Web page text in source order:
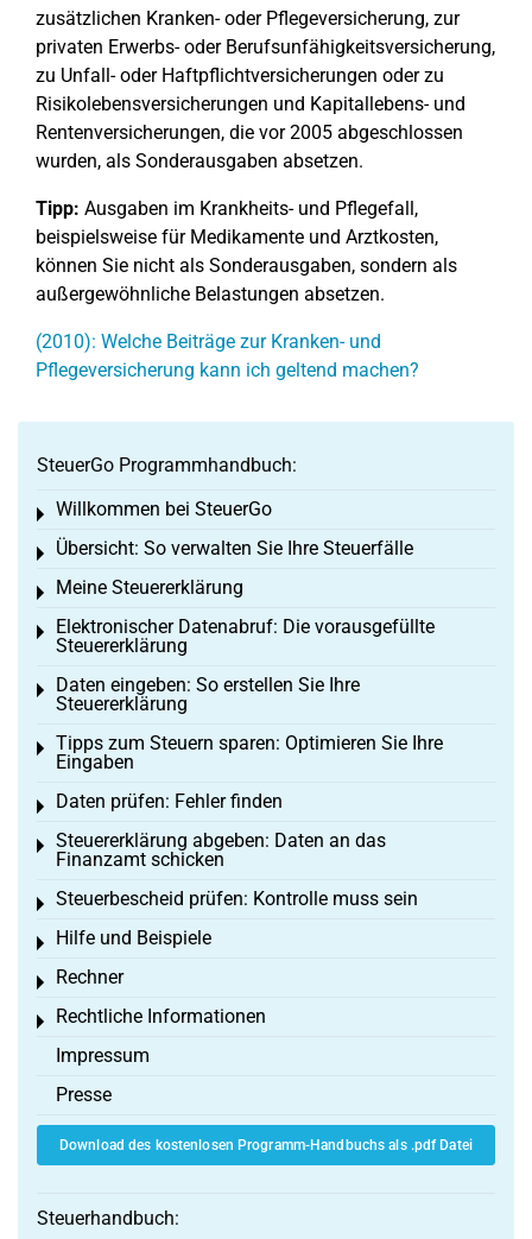
zusätzlichen Kranken- oder Pflegeversicherung, zur
privaten Erwerbs- oder Berufsunfähigkeitsversicherung,
zu Unfall- oder Haftpflichtversicherungen oder zu
Risikolebensversicherungen und Kapitallebens- und
Rentenversicherungen, die vor 2005 abgeschlossen
wurden, als Sonderausgaben absetzen.
Tipp: Ausgaben im Krankheits- und Pflegefall,
beispielsweise für Medikamente und Arztkosten,
können Sie nicht als Sonderausgaben, sondern als
außergewöhnliche Belastungen absetzen.
(2010): Welche Beiträge zur Kranken- und
Pflegeversicherung kann ich geltend machen?
SteuerGo Programmhandbuch:
Willkommen bei SteuerGo
Toggle menu
Übersicht: So verwalten Sie Ihre Steuerfälle
Toggle menu
Meine Steuererklärung
Toggle menu
Elektronischer Datenabruf: Die vorausgefüllte
Steuererklärung
Toggle menu
Daten eingeben: So erstellen Sie Ihre
Steuererklärung
Toggle menu
Tipps zum Steuern sparen: Optimieren Sie Ihre
Eingaben
Toggle menu
Daten prüfen: Fehler finden
Toggle menu
Steuererklärung abgeben: Daten an das
Finanzamt schicken
Toggle menu
Steuerbescheid prüfen: Kontrolle muss sein
Toggle menu
Hilfe und Beispiele
Toggle menu
Rechner
Toggle menu
Rechtliche Informationen
Toggle menu
Impressum
Presse
Download des kostenlosen Programm-Handbuchs als .pdf Datei
Steuerhandbuch: